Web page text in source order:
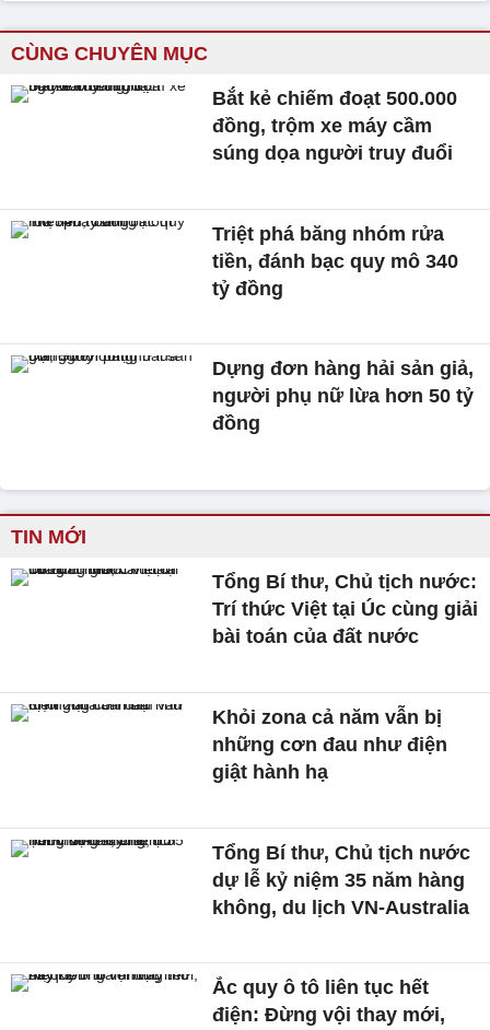
CÙNG CHUYÊN MỤC
Bắt kẻ chiếm đoạt 500.000
đồng, trộm xe máy cầm
súng dọa người truy đuổi
Triệt phá băng nhóm rửa
tiền, đánh bạc quy mô 340
tỷ đồng
Dựng đơn hàng hải sản giả,
người phụ nữ lừa hơn 50 tỷ
đồng
TIN MỚI
Tổng Bí thư, Chủ tịch nước:
Trí thức Việt tại Úc cùng giải
bài toán của đất nước
Khỏi zona cả năm vẫn bị
những cơn đau như điện
giật hành hạ
Tổng Bí thư, Chủ tịch nước
dự lễ kỷ niệm 35 năm hàng
không, du lịch VN-Australia
Ắc quy ô tô liên tục hết
điện: Đừng vội thay mới,